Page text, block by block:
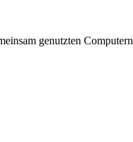
genutzten Computern